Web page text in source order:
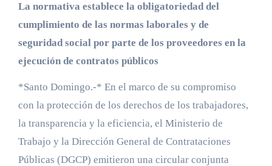
La normativa establece la obligatoriedad del
cumplimiento de las normas laborales y de
seguridad social por parte de los proveedores en la
ejecución de contratos públicos
*Santo Domingo.-* En el marco de su compromiso
con la protección de los derechos de los trabajadores,
la transparencia y la eficiencia, el Ministerio de
Trabajo y la Dirección General de Contrataciones
Públicas (DGCP) emitieron una circular conjunta